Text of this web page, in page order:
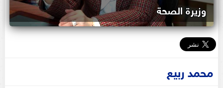
وزيرة الصحة
محمد ربيع